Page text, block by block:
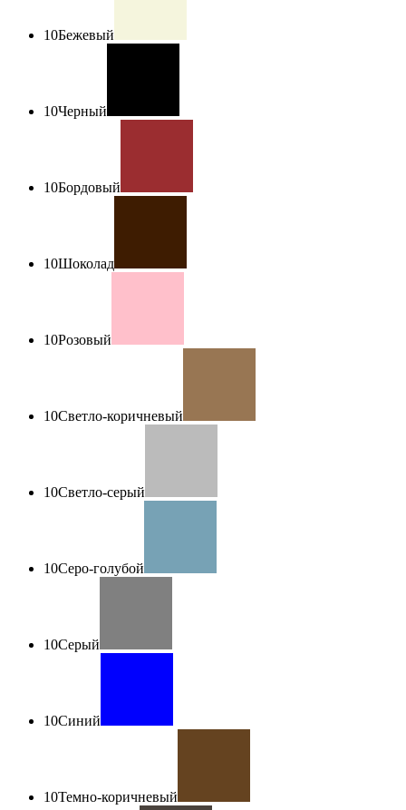
10Бежевый
10Черный
10Бордовый
10Шоколад
10Розовый
10Светло-коричневый
10Светло-серый
10Серо-голубой
10Серый
10Синий
10Темно-коричневый